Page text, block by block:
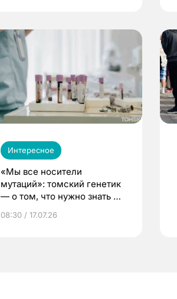
Интересное
«Мы все носители
мутаций»: томский генетик
— о том, что нужно знать до
08:30 / 17.07.26